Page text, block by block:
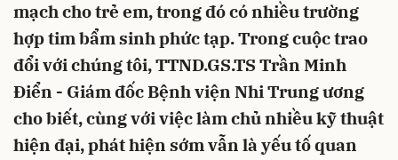
mạch cho trẻ em, trong đó có nhiều trường
hợp tim bẩm sinh phức tạp. Trong cuộc trao
đổi với chúng tôi, TTND.GS.TS Trần Minh
Điển - Giám đốc Bệnh viện Nhi Trung ương
cho biết, cùng với việc làm chủ nhiều kỹ thuật
hiện đại, phát hiện sớm vẫn là yếu tố quan